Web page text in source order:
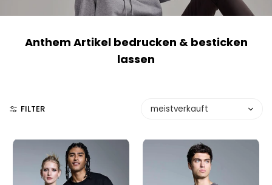
Anthem Artikel bedrucken & besticken
lassen
FILTER
Sortiere